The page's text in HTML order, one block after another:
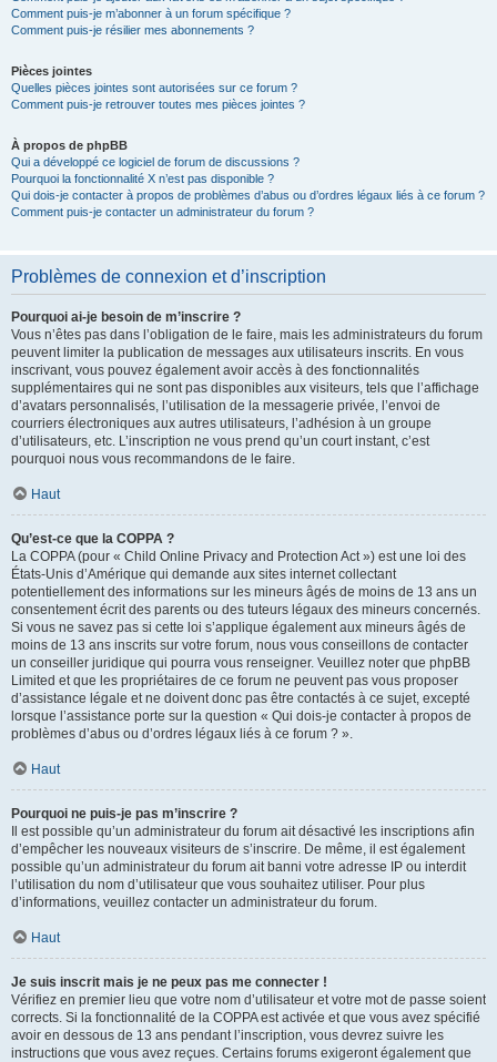
Comment puis-je m’abonner à un forum spécifique ?
Comment puis-je résilier mes abonnements ?
Pièces jointes
Quelles pièces jointes sont autorisées sur ce forum ?
Comment puis-je retrouver toutes mes pièces jointes ?
À propos de phpBB
Qui a développé ce logiciel de forum de discussions ?
Pourquoi la fonctionnalité X n’est pas disponible ?
Qui dois-je contacter à propos de problèmes d’abus ou d’ordres légaux liés à ce forum ?
Comment puis-je contacter un administrateur du forum ?
Problèmes de connexion et d’inscription
Pourquoi ai-je besoin de m’inscrire ?
Vous n’êtes pas dans l’obligation de le faire, mais les administrateurs du forum
peuvent limiter la publication de messages aux utilisateurs inscrits. En vous
inscrivant, vous pouvez également avoir accès à des fonctionnalités
supplémentaires qui ne sont pas disponibles aux visiteurs, tels que l’affichage
d’avatars personnalisés, l’utilisation de la messagerie privée, l’envoi de
courriers électroniques aux autres utilisateurs, l’adhésion à un groupe
d’utilisateurs, etc. L’inscription ne vous prend qu’un court instant, c’est
pourquoi nous vous recommandons de le faire.
Haut
Qu’est-ce que la COPPA ?
La COPPA (pour « Child Online Privacy and Protection Act ») est une loi des
États-Unis d’Amérique qui demande aux sites internet collectant
potentiellement des informations sur les mineurs âgés de moins de 13 ans un
consentement écrit des parents ou des tuteurs légaux des mineurs concernés.
Si vous ne savez pas si cette loi s’applique également aux mineurs âgés de
moins de 13 ans inscrits sur votre forum, nous vous conseillons de contacter
un conseiller juridique qui pourra vous renseigner. Veuillez noter que phpBB
Limited et que les propriétaires de ce forum ne peuvent pas vous proposer
d’assistance légale et ne doivent donc pas être contactés à ce sujet, excepté
lorsque l’assistance porte sur la question « Qui dois-je contacter à propos de
problèmes d’abus ou d’ordres légaux liés à ce forum ? ».
Haut
Pourquoi ne puis-je pas m’inscrire ?
Il est possible qu’un administrateur du forum ait désactivé les inscriptions afin
d’empêcher les nouveaux visiteurs de s’inscrire. De même, il est également
possible qu’un administrateur du forum ait banni votre adresse IP ou interdit
l’utilisation du nom d’utilisateur que vous souhaitez utiliser. Pour plus
d’informations, veuillez contacter un administrateur du forum.
Haut
Je suis inscrit mais je ne peux pas me connecter !
Vérifiez en premier lieu que votre nom d’utilisateur et votre mot de passe soient
corrects. Si la fonctionnalité de la COPPA est activée et que vous avez spécifié
avoir en dessous de 13 ans pendant l’inscription, vous devrez suivre les
instructions que vous avez reçues. Certains forums exigeront également que